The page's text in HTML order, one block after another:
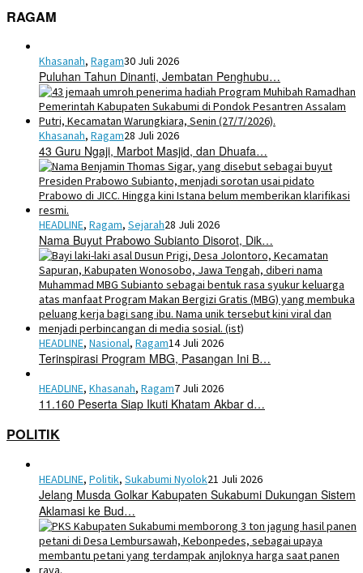
RAGAM
Khasanah, Ragam30 Juli 2026
Puluhan Tahun Dinanti, Jembatan Penghubu…
Khasanah, Ragam28 Juli 2026
43 Guru Ngaji, Marbot Masjid, dan Dhuafa…
HEADLINE, Ragam, Sejarah28 Juli 2026
Nama Buyut Prabowo Subianto Disorot, Dik…
HEADLINE, Nasional, Ragam14 Juli 2026
Terinspirasi Program MBG, Pasangan Ini B…
HEADLINE, Khasanah, Ragam7 Juli 2026
11.160 Peserta Siap Ikuti Khatam Akbar d…
POLITIK
HEADLINE, Politik, Sukabumi Nyolok21 Juli 2026
Jelang Musda Golkar Kabupaten Sukabumi Dukungan Sistem
Aklamasi ke Bud…